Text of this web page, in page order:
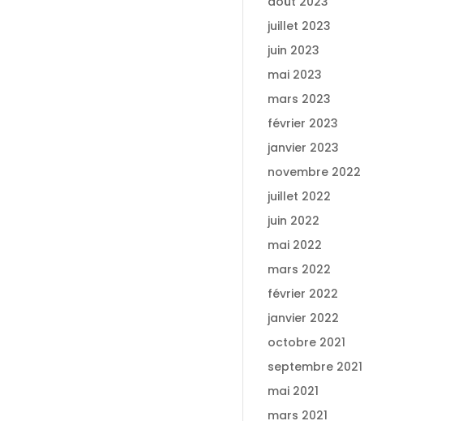
juillet 2023
juin 2023
mai 2023
mars 2023
février 2023
janvier 2023
novembre 2022
juillet 2022
juin 2022
mai 2022
mars 2022
février 2022
janvier 2022
octobre 2021
septembre 2021
mai 2021
mars 2021